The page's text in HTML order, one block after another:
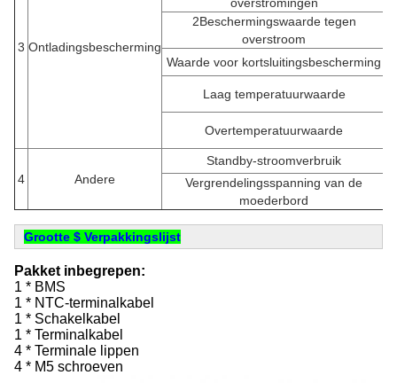
3 Ontladingsbescherming
2Beschermingswaarde tegen
overstroom
Waarde voor kortsluitingsbescherming
Laag temperatuurwaarde
Overtemperatuurwaarde
4 Andere
Standby-stroomverbruik
Vergrendelingsspanning van de
moederbord
Grootte $ Verpakkingslijst
Pakket inbegrepen:
1 * BMS
1 * NTC-terminalkabel
1 * Schakelkabel
1 * Terminalkabel
4 * Terminale lippen
4 * M5 schroeven